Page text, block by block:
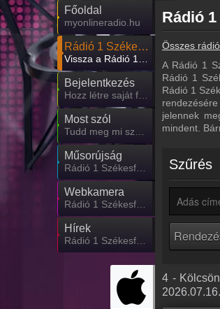
Főoldal
myonlineradio.hu
Rádió 1 Székesfehérvár
Bejelentkezés
Most szól
Műsorújság
Webkamera
Hírek
Összes rádió
A Rádió 1
Rádió 1
Rádió 1
jelennek
mindent.
Szűrés
4 -
2026.07.16.